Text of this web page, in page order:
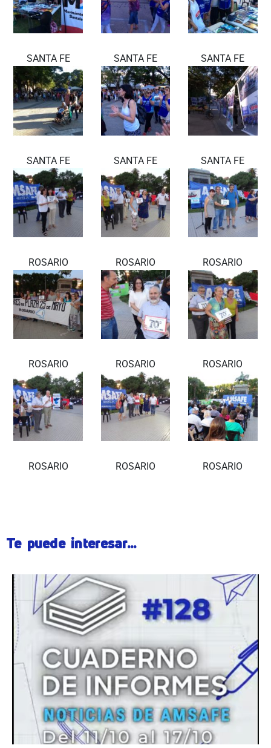
SANTA FE SANTA FE SANTA FE
SANTA FE SANTA FE SANTA FE
ROSARIO ROSARIO ROSARIO
ROSARIO ROSARIO ROSARIO
ROSARIO ROSARIO ROSARIO
Te puede interesar...